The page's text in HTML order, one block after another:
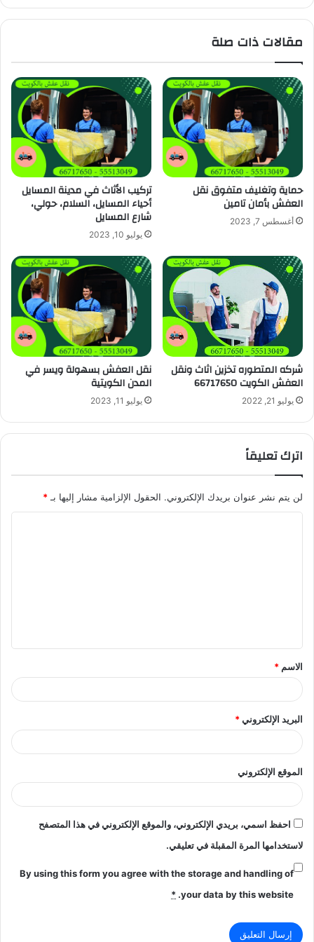
مقالات ذات صلة
حماية وتغليف متفوق نقل
العفش بأمان تامين
أغسطس 7, 2023
تركيب الأثاث في مدينة المسايل
أحياء المسايل، السلام، حولي،
شارع المسايل
يوليو 10, 2023
شركه المتطوره تخزين اثاث ونقل
العفش الكويت 66717650
يوليو 21, 2022
نقل العفش بسهولة ويسر في
المدن الكويتية
يوليو 11, 2023
اترك تعليقاً
لن يتم نشر عنوان بريدك الإلكتروني. الحقول الإلزامية مشار إليها بـ*
ق
*
الاسم *
البريد الإلكتروني*
الموقع الإلكتروني
احفظ اسمي، بريدي الإلكتروني، والموقع الإلكتروني في هذا المتصفح
لاستخدامها المرة المقبلة في تعليقي.
By using this form you agree with the storage and handling of
your data by this website.
*